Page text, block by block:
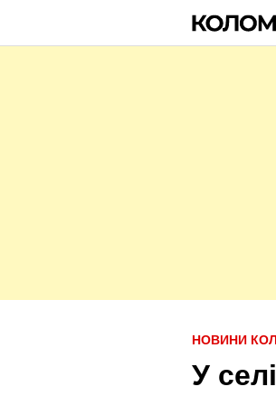
P
o
s
НОВИНИ
У